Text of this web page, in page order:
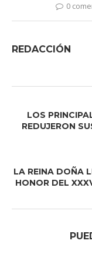
0
REDACCIÓN
LOS
REDUJERON
LA REINA DOÑA
HONOR DEL